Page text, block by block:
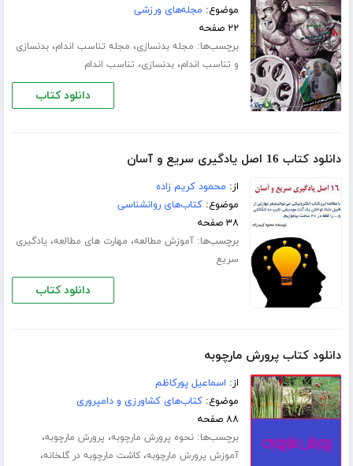
موضوع: مجله‌های ورزشی
۲۲ صفحه
برچسب‌ها: مجله بدنسازی، مجله تناسب اندام،بدنسازی
و تناسب اندام،بدنسازی، تناسب اندام
دانلود کتاب
دانلود کتاب 16 اصل یادگیری سریع و آسان
از: محمود کریم زاده
موضوع:کتاب‌های روانشناسی
۳۸ صفحه
برچسب‌ها:آموزش مطالعه، مهارت های مطالعه، یادگیری
سریع
دانلود کتاب
دانلود کتاب پرورش مارچوبه
از: اسماعیل پورکاظم
موضوع:کتاب‌های کشاورزی و دامپروری
۸۸ صفحه
برچسب‌ها:نحوه پرورش مارچوبه، پرورش مارچوبه،
آموزش پرورش مارچوبه،کاشت مارچوبه در گلخانه،